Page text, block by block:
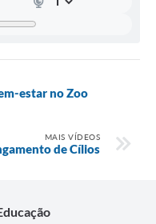
estar no Zoo
MAIS VÍDEOS
de Cílios